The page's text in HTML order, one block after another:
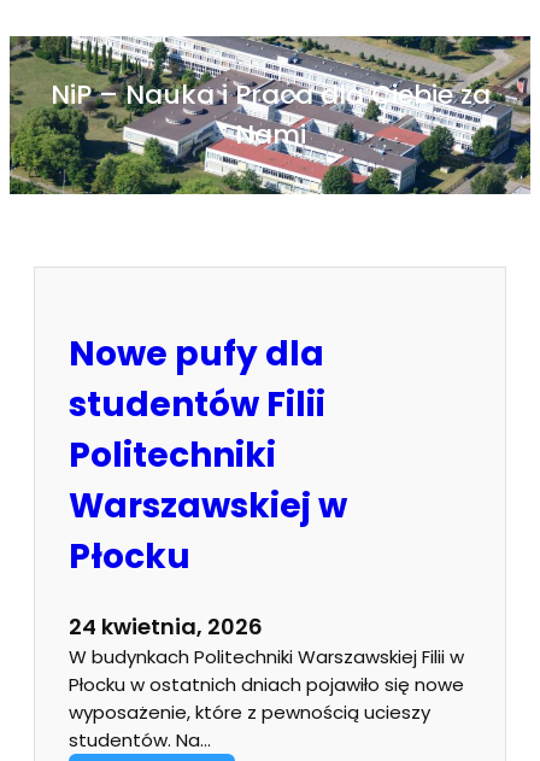
NiP – Nauka i Praca dla Ciebie za
Nami
Nowe pufy dla
studentów Filii
Politechniki
Warszawskiej w
Płocku
24 kwietnia, 2026
W budynkach Politechniki Warszawskiej Filii w
Płocku w ostatnich dniach pojawiło się nowe
wyposażenie, które z pewnością ucieszy
studentów. Na…